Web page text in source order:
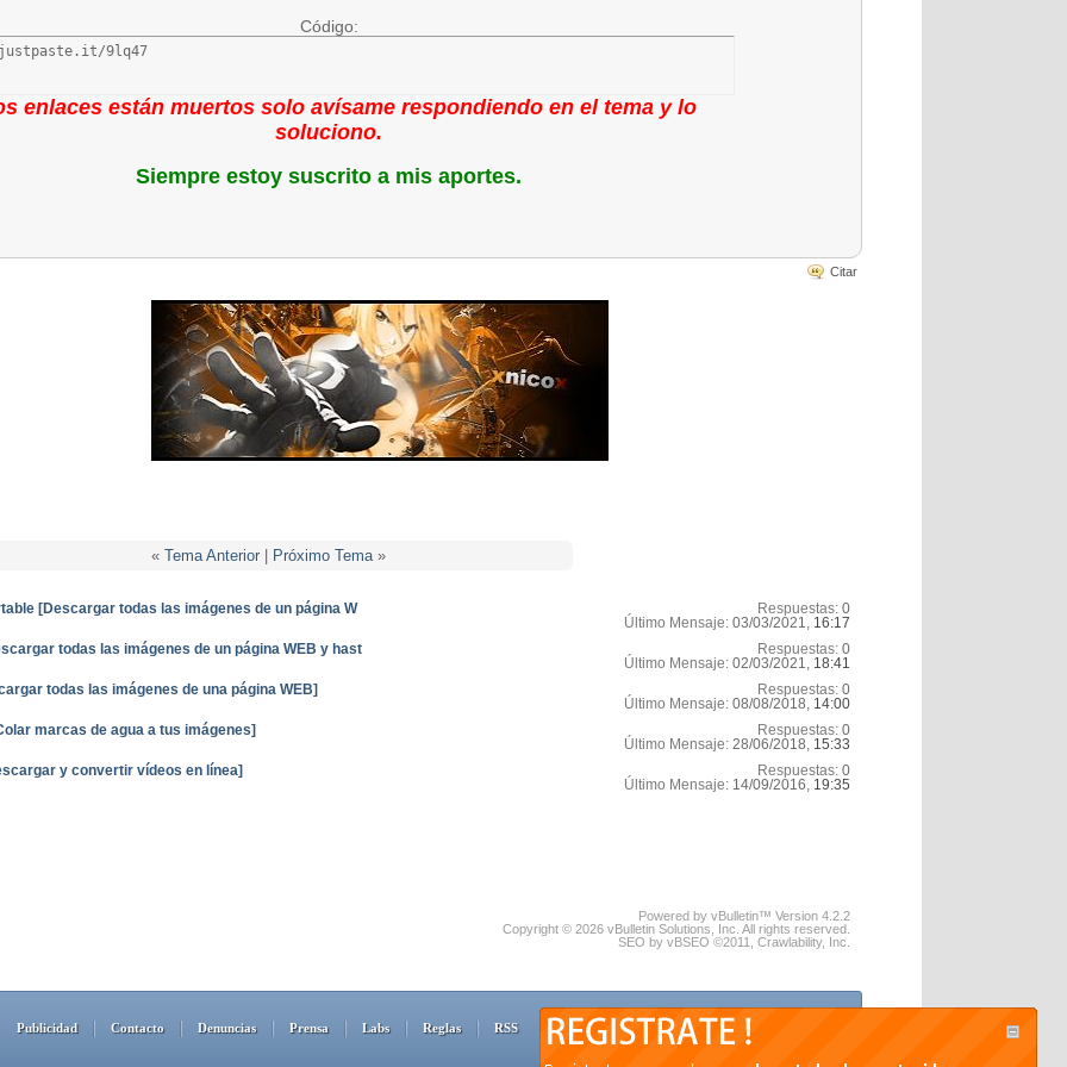
Código:
9lq47
enlaces están muertos solo avísame respondiendo en el tema y lo
soluciono.
Siempre estoy suscrito a mis aportes.
Citar
« Tema Anterior| Próximo Tema »
[Descargar todas las imágenes de un página W
Respuestas: 0
Último Mensaje: 03/03/2021, 16:17
todas las imágenes de un página WEB y hast
Respuestas: 0
Último Mensaje: 02/03/2021, 18:41
todas las imágenes de una página WEB]
Respuestas: 0
Último Mensaje: 08/08/2018, 14:00
marcas de agua a tus imágenes]
Respuestas: 0
Último Mensaje: 28/06/2018, 15:33
y convertir vídeos en línea]
Respuestas: 0
Último Mensaje: 14/09/2016, 19:35
Powered by vBulletin™ Version 4.2.2
Copyright © 2026 vBulletin Solutions, Inc. All rights reserved.
SEO by vBSEO ©2011, Crawlability, Inc.
Publicidad Contacto Denuncias Prensa Labs Reglas RSS